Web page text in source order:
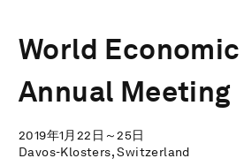
World
Annual Meeting
2019年1月22日～25日
Davos-Klosters, Switzerland